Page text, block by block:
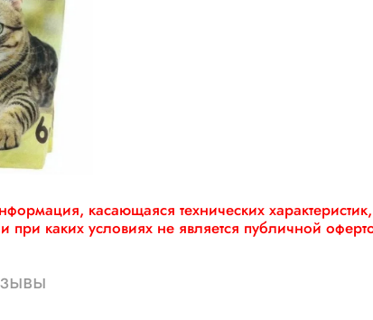
касающаяся технических
при каких условиях не является публичной